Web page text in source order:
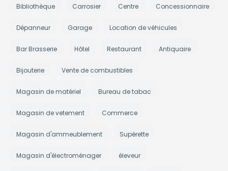
Bibliothèque Carrosier Centre Concessionnaire
Dépanneur Garage Location de véhicules
Bar Brasserie Hôtel Restaurant Antiquaire
Bijouterie Vente de combustibles
Magasin de matériel Bureau de tabac
Magasin de vetement Commerce
Magasin d'ammeublement Supérette
Magasin d'électroménager éleveur